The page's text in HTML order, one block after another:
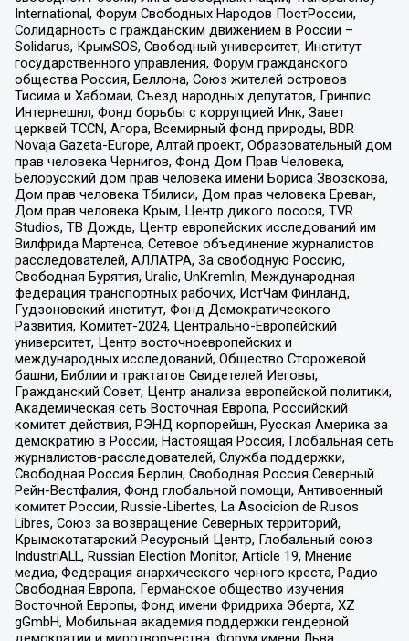
International, Форум Свободных Народов ПостРоссии,
Солидарность с гражданским движением в России –
Solidarus, КрымSOS, Свободный университет, Институт
государственного управления, Форум гражданского
общества Россия, Беллона, Союз жителей островов
Тисима и Хабомаи, Съезд народных депутатов, Гринпис
Интернешнл, Фонд борьбы с коррупцией Инк, Завет
церквей TCCN, Агора, Всемирный фонд природы, BDR
Novaja Gazeta-Europe, Алтай проект, Образовательный дом
прав человека Чернигов, Фонд Дом Прав Человека,
Белорусский дом прав человека имени Бориса Звозскова,
Дом прав человека Тбилиси, Дом прав человека Ереван,
Дом прав человека Крым, Центр дикого лосося, TVR
Studios, ТВ Дождь, Центр европейских исследований им
Вилфрида Мартенса, Сетевое объединение журналистов
расследователей, АЛЛАТРА, За свободную Россию,
Свободная Бурятия, Uralic, UnKremlin, Международная
федерация транспортных рабочих, ИстЧам Финланд,
Гудзоновский институт, Фонд Демократического
Развития, Комитет-2024, Центрально-Европейский
университет, Центр восточноевропейских и
международных исследований, Общество Сторожевой
башни, Библии и трактатов Свидетелей Иеговы,
Гражданский Совет, Центр анализа европейской политики,
Академическая сеть Восточная Европа, Российский
комитет действия, РЭНД корпорейшн, Русская Америка за
демократию в России, Настоящая Россия, Глобальная сеть
журналистов-расследователей, Служба поддержки,
Свободная Россия Берлин, Свободная Россия Северный
Рейн-Вестфалия, Фонд глобальной помощи, Антивоенный
комитет России, Russie-Libertes, La Asocicion de Rusos
Libres, Союз за возвращение Северных территорий,
Крымскотатарский Ресурсный Центр, Глобальный союз
IndustriALL, Russian Election Monitor, Article 19, Мнение
медиа, Федерация анархического черного креста, Радио
Свободная Европа, Германское общество изучения
Восточной Европы, Фонд имени Фридриха Эберта, XZ
gGmbH, Мобильная академия поддержки гендерной